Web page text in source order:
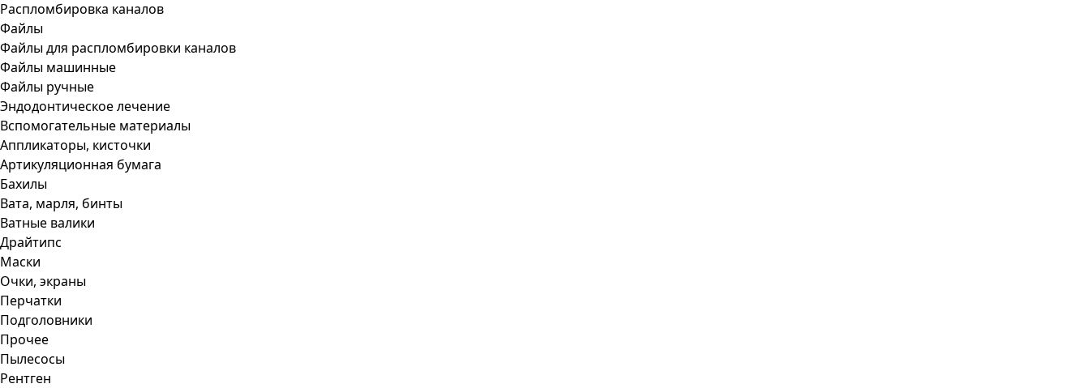
Распломбировка каналов
Файлы
Файлы для распломбировки каналов
Файлы машинные
Файлы ручные
Эндодонтическое лечение
Вспомогательные материалы
Аппликаторы, кисточки
Артикуляционная бумага
Бахилы
Вата, марля, бинты
Ватные валики
Драйтипс
Маски
Очки, экраны
Перчатки
Подголовники
Прочее
Пылесосы
Рентген